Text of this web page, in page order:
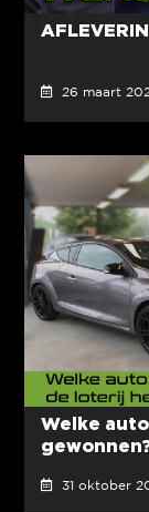
26 maart
Welke
31 oktober